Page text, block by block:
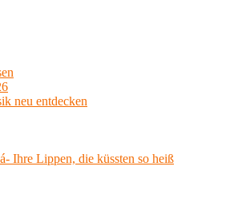
neu entdecken
Ihre Lippen, die küssten so heiß